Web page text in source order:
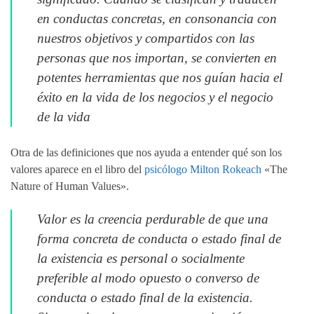
en conductas concretas, en consonancia con
nuestros objetivos y compartidos con las
personas que nos importan, se convierten en
potentes herramientas que nos guían hacia el
éxito en la vida de los negocios y el negocio
de la vida
Otra de las definiciones que nos ayuda a entender qué son los
valores aparece en el libro del psicólogo Milton Rokeach «The
Nature of Human Values».
Valor es la creencia perdurable de que una
forma concreta de conducta o estado final de
la existencia es personal o socialmente
preferible al modo opuesto o converso de
conducta o estado final de la existencia.